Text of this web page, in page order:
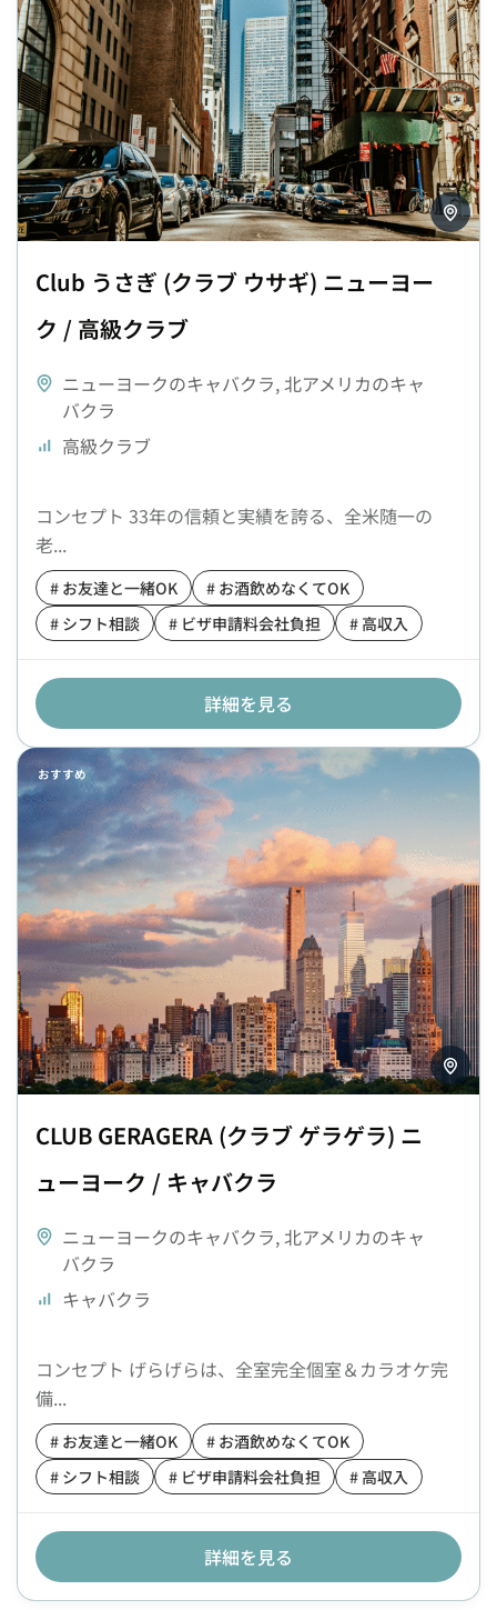
Club うさぎ (クラブ ウサギ) ニューヨー
ク / 高級クラブ
ニューヨークのキャバクラ,北アメリカのキャ
バクラ
高級クラブ
コンセプト 33年の信頼と実績を誇る、全米随一の
老...
# お友達と一緒OK
# お酒飲めなくてOK
# シフト相談
# ビザ申請料会社負担 # 高収入
詳細を見る
おすすめ
CLUB GERAGERA (クラブ ゲラゲラ) ニ
ューヨーク / キャバクラ
ニューヨークのキャバクラ,北アメリカのキャ
バクラ
キャバクラ
コンセプト げらげらは、全室完全個室＆カラオケ完
備...
# お友達と一緒OK
# お酒飲めなくてOK
# シフト相談
# ビザ申請料会社負担 # 高収入
詳細を見る